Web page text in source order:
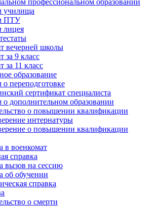
профессиональном oбразовании
училища
ПТУ
лицея
вечерней школы
за 9 класс
за 11 класс
образование
переподготовке
сертификат специалиста
дополнительном образовании
о повышении квалификации
интернатуры
о повышении квалификации
в военкомат
справка
вызов на сессию
об обучении
справка
о смерти